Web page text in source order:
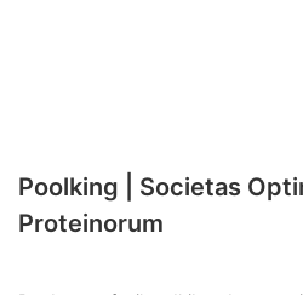
Poolking | Societas
Proteinorum